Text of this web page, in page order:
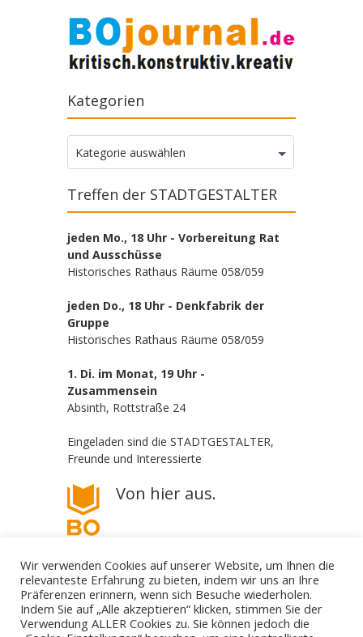
Kategorien
Kategorien
Kategorie auswählen
Treffen der STADTGESTALTER
jeden Mo., 18 Uhr - Vorbereitung Rat
und Ausschüsse
Historisches Rathaus Räume 058/059
jeden Do., 18 Uhr - Denkfabrik der
Gruppe
Historisches Rathaus Räume 058/059
1. Di. im Monat, 19 Uhr -
Zusammensein
Absinth, Rottstraße 24
Eingeladen sind die STADTGESTALTER,
Freunde und Interessierte
Von hier aus.
Wir verwenden Cookies auf unserer Website, um Ihnen die
relevanteste Erfahrung zu bieten, indem wir uns an Ihre
Präferenzen erinnern, wenn sich Besuche wiederholen.
Indem Sie auf „Alle akzeptieren“ klicken, stimmen Sie der
Verwendung ALLER Cookies zu. Sie können jedoch die